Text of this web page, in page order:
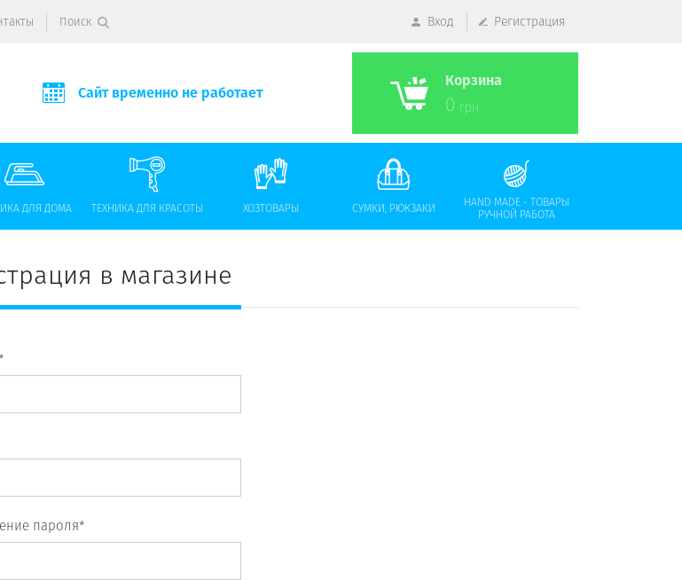
Поиск Вход Регистрация
Сайт временно не работает
Корзина
0 грн
ДЛЯ ДОМА ТЕХНИКА ДЛЯ КРАСОТЫ ХОЗТОВАРЫ СУМКИ, РЮКЗАКИ
HAND MADE - ТОВАРЫ
РУЧНОЙ РАБОТА
в магазине
пароля*